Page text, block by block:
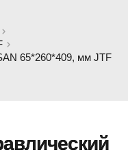
65*260*409, мм JTF